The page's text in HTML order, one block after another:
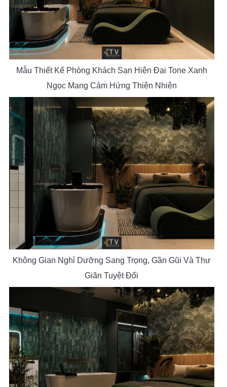
Mẫu Thiết Kế Phòng Khách Sạn Hiện Đại Tone Xanh
Ngọc Mang Cảm Hứng Thiên Nhiên
Không Gian Nghỉ Dưỡng Sang Trọng, Gần Gũi Và Thư
Giãn Tuyệt Đối